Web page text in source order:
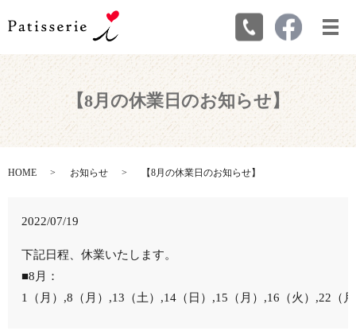
メ
【8月の休業日のお知らせ】
HOME お知らせ 【8月の休業日のお知らせ】
2022/07/19
下記日程、休業いたします。
■8月：
1（月）,8（月）,13（土）,14（日）,15（月）,16（火）,22（